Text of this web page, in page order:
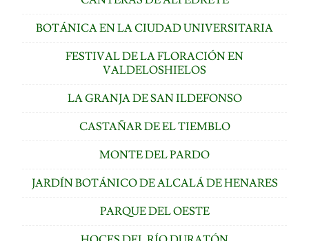
BOTÁNICA EN LA CIUDAD UNIVERSITARIA
FESTIVAL DE LA FLORACIÓN EN
VALDELOSHIELOS
LA GRANJA DE SAN ILDEFONSO
CASTAÑAR DE EL TIEMBLO
MONTE DEL PARDO
JARDÍN BOTÁNICO DE ALCALÁ DE HENARES
PARQUE DEL OESTE